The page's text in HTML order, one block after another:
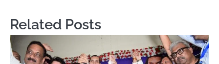
Related Posts